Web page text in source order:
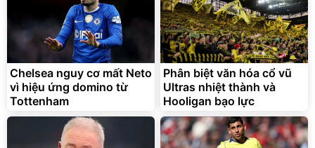
Lót ghế ôtô, nâng lưng
chống nóng giúp thoải mái
trong di chuyển
295.000
Đã bán nhiều
Chelsea nguy cơ mất Neto
vì hiệu ứng domino từ
Tottenham
Phân biệt văn hóa cổ vũ
Ultras nhiệt thành và
Hooligan bạo lực